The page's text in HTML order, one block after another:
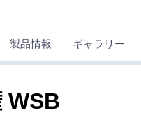
製品情報 ギャラリー
WSB